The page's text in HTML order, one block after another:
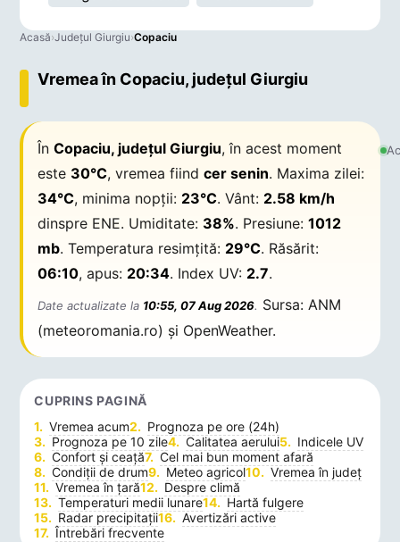
Acasă›Județul Giurgiu›Copaciu
Vremea în Copaciu, județul Giurgiu
ÎnCopaciu, județul Giurgiu, în acest moment
este 30°C, vremea fiindcer senin. Maxima zilei:
34°C, minima nopții: 23°C. Vânt: 2.58 km/h
dinspre ENE. Umiditate: 38%. Presiune:1012
mb. Temperatura resimțită: 29°C. Răsărit:
06:10, apus: 20:34. Index UV: 2.7.
Date actualizate la 10:55, 07 Aug 2026. Sursa: ANM
(meteoromania.ro) și OpenWeather.
CUPRINS PAGINĂ
Vremea acum
Prognoza pe ore (24h)
Prognoza pe 10 zile
Calitatea aerului
Indicele UV
Confort și ceață
Cel mai bun moment afară
Condiții de drum
Meteo agricol
Vremea în județ
Vremea în țară
Despre climă
Temperaturi medii lunare
Hartă fulgere
Radar precipitații
Avertizări active
Întrebări frecvente